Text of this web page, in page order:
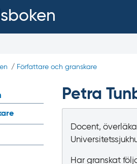
/ Författare och granskare
Petra
Docent,
Har granskat